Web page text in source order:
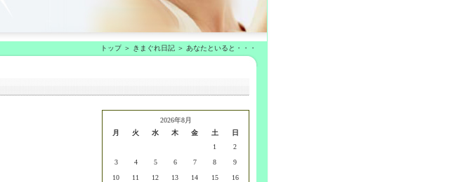
トップ きまぐれ日記 あなたといると・・・
2026年8月
月
火 水 木 金 土
日
1
2
3
4 5 6 7 8
9
10
11 12 13 14 15
16